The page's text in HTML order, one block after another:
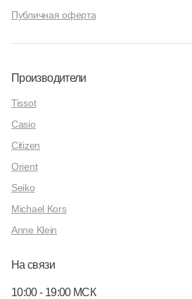
Публичная оферта
Производители
Tissot
Casio
Citizen
Orient
Seiko
Michael Kors
Anne Klein
На связи
10:00 - 19:00 МСК